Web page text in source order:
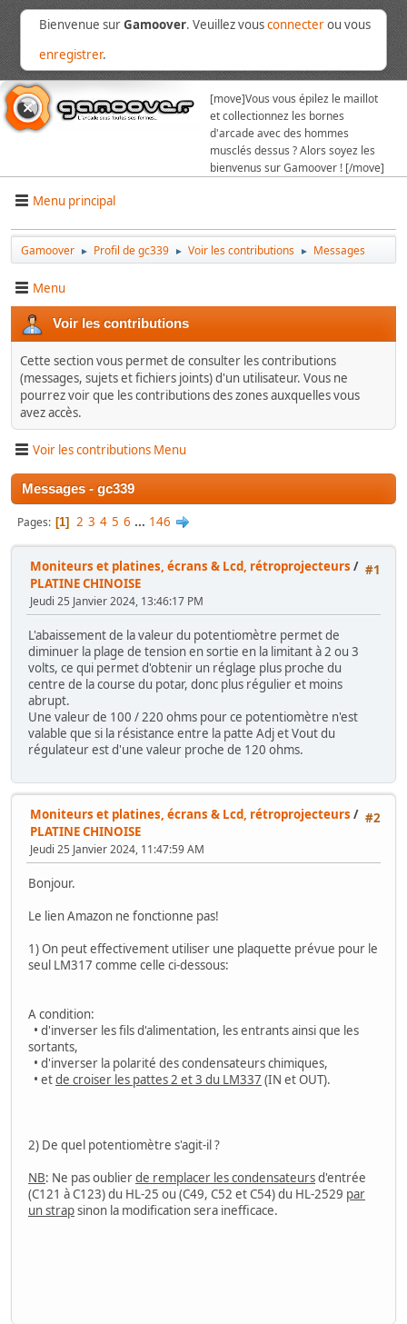
Bienvenue surGamoover. Veuillez vousconnecterou vous
enregistrer.
[move]Vous vous épilez le maillot
et collectionnez les bornes
d'arcade avec des hommes
musclés dessus ? Alors soyez les
bienvenus sur Gamoover ! [/move]
Menu principal
Gamoover ► Profil de gc339 ► Voir les contributions ► Messages
Menu
Voir les contributions
Cette section vous permet de consulter les contributions
(messages, sujets et fichiers joints) d'un utilisateur. Vous ne
pourrez voir que les contributions des zones auxquelles vous
avez accès.
Voir les contributions Menu
Messages - gc339
Pages 1 2 3 4 5 6 ... 146
#1
Moniteurs et platines, écrans & Lcd, rétroprojecteurs /
PLATINE CHINOISE
Jeudi 25 Janvier 2024, 13:46:17 PM
L'abaissement de la valeur du potentiomètre permet de
diminuer la plage de tension en sortie en la limitant à 2 ou 3
volts, ce qui permet d'obtenir un réglage plus proche du
centre de la course du potar, donc plus régulier et moins
abrupt.
Une valeur de 100 / 220 ohms pour ce potentiomètre n'est
valable que si la résistance entre la patte Adj et Vout du
régulateur est d'une valeur proche de 120 ohms.
#2
Moniteurs et platines, écrans & Lcd, rétroprojecteurs /
PLATINE CHINOISE
Jeudi 25 Janvier 2024, 11:47:59 AM
Bonjour.
Le lien Amazon ne fonctionne pas!
1) On peut effectivement utiliser une plaquette prévue pour le
seul LM317 comme celle ci-dessous:
A condition:
• d'inverser les fils d'alimentation, les entrants ainsi que les
sortants,
• d'inverser la polarité des condensateurs chimiques,
• etde croiser les pattes 2 et 3 du LM337 (IN et OUT).
2) De quel potentiomètre s'agit-il ?
NB: Ne pas oublierde remplacer les condensateursd'entrée
(C121 à C123) du HL-25 ou (C49, C52 et C54) du HL-2529 par
un strapsinon la modification sera inefficace.